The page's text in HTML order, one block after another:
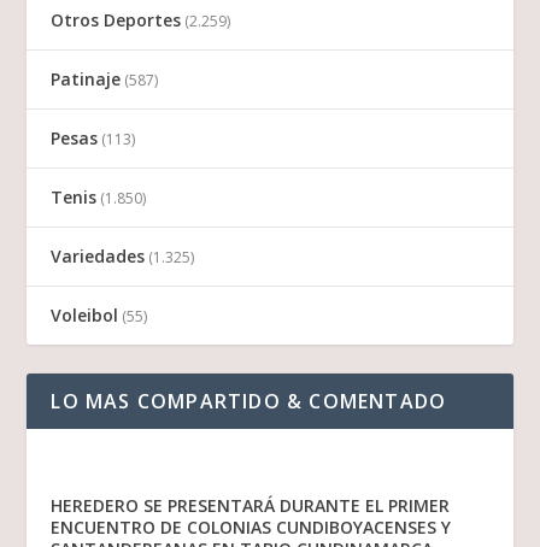
Otros Deportes (2.259)
Patinaje (587)
Pesas (113)
Tenis (1.850)
Variedades (1.325)
Voleibol (55)
LO MAS COMPARTIDO & COMENTADO
HEREDERO SE PRESENTARÁ DURANTE EL PRIMER
ENCUENTRO DE COLONIAS CUNDIBOYACENSES Y